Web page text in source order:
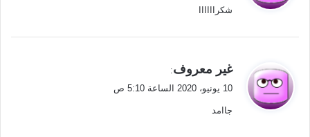
ل
شكراااااا
ي
ق
ل
غير معروف:
10 يونيو، 2020 الساعة 5:10 ص
جاامد